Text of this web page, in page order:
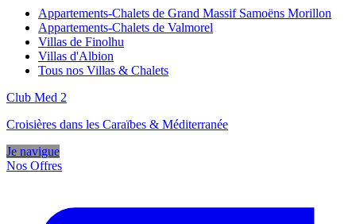
Appartements-Chalets de Grand Massif Samoëns Morillon
Appartements-Chalets de Valmorel
Villas de Finolhu
Villas d'Albion
Tous nos Villas & Chalets
Club Med 2
Croisières dans les Caraïbes & Méditerranée
Je navigue
Nos Offres